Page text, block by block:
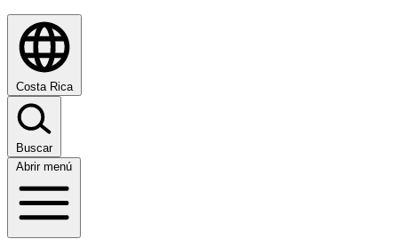
Costa Rica
Buscar
Abrir menú